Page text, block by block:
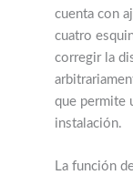
cuenta con
cuatro
corregir la
que permite
instalación.
La función